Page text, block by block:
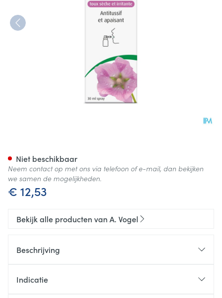
€ 12,53
Niet beschikbaar
Neem contact op met ons via telefoon of e-mail, dan bekijken
we samen de mogelijkheden.
Bekijk alle producten van A. Vogel
Beschrijving
Indicatie